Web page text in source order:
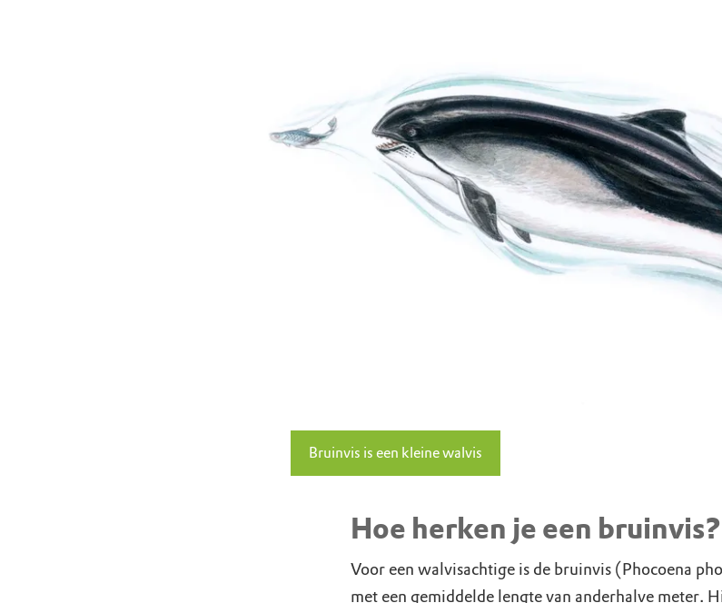
Bruinvis is een kleine walvis
Hoe herken je een bruinvis?
Voor een walvisachtige is de bruinvis (Phocoena
met een gemiddelde lengte van anderhalve meter.